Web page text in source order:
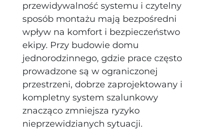
przewidywalność systemu i czytelny
sposób montażu mają bezpośredni
wpływ na komfort i bezpieczeństwo
ekipy. Przy budowie domu
jednorodzinnego, gdzie prace często
prowadzone są w ograniczonej
przestrzeni, dobrze zaprojektowany i
kompletny system szalunkowy
znacząco zmniejsza ryzyko
nieprzewidzianych sytuacji.